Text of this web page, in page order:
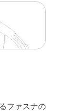
ファスナの